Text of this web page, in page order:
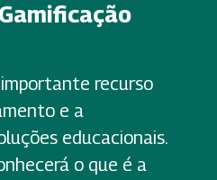
recurso
e a
educacionais.
o que é a